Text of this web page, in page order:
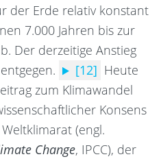
der Erde relativ konstant
7.000 Jahren bis zur
Der derzeitige Anstieg
[12] Heute
zum Klimawandel
Konsens
(engl.
Change, IPCC), der